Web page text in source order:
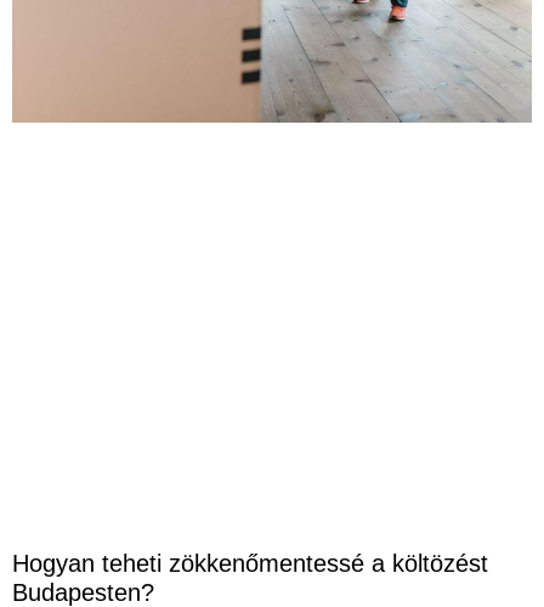
Hogyan teheti zökkenőmentessé a költözést
Budapesten?